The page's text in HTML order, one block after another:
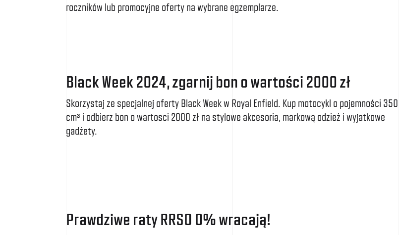
roczników lub promocyjne oferty na wybrane egzemplarze.
Black Week 2024, zgarnij bon o wartości 2000 zł
Skorzystaj ze specjalnej oferty Black Week w Royal Enfield. Kup motocykl o pojemności 350
cm³ i odbierz bon o wartosci 2000 zł na stylowe akcesoria, markową odzież i wyjatkowe
gadżety.
Prawdziwe raty RRSO 0% wracają!